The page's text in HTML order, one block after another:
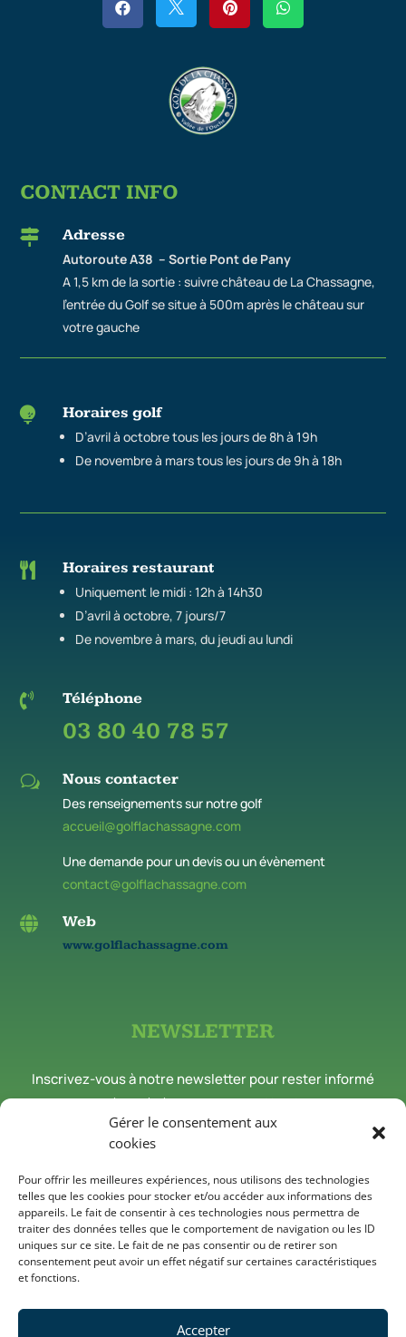
Gérer le consentement aux
cookies
Pour offrir les meilleures expériences, nous utilisons des technologies
telles que les cookies pour stocker et/ou accéder aux informations des
appareils. Le fait de consentir à ces technologies nous permettra de
traiter des données telles que le comportement de navigation ou les ID
uniques sur ce site. Le fait de ne pas consentir ou de retirer son
consentement peut avoir un effet négatif sur certaines caractéristiques
et fonctions.
Accepter
   
CONTACT INFO
 Adresse
Autoroute A38 – Sortie Pont de Pany
A 1,5 km de la sortie : suivre château de La Chassagne,
l’entrée du Golf se situe à 500m après le château sur
votre gauche
 Horaires golf
D’avril à octobre tous les jours de 8h à 19h
De novembre à mars tous les jours de 9h à 18h
 Horaires restaurant
Uniquement le midi : 12h à 14h30
D’avril à octobre, 7 jours/7
De novembre à mars, du jeudi au lundi
 Téléphone
03 80 40 78 57
w Nous contacter
Des renseignements sur notre golf
accueil@golflachassagne.com
Une demande pour un devis ou un évènement
contact@golflachassagne.com
 Web
www.golflachassagne.com
NEWSLETTER
Inscrivez-vous à notre newsletter pour rester informé
des nouveautés et événements du Golf de la Chassagne.
Suivez-nous sur les réseaux
Politique de Cookies